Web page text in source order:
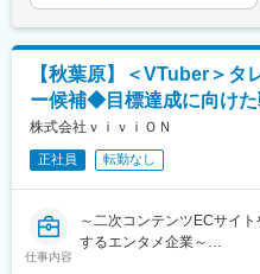
る」
私たちは当社のビジョンや
ています。
開を目指しています。
私たちの大切にしている価
■企業の特徴/魅力
【秋葉原】＜VTuber＞タ
ー候補◆目標達成に向け
株式会社ｖｉｖｉＯＮ
正社員 転勤なし
仕事内容
～二次コンテンツECサイ
するエンタメ企業～